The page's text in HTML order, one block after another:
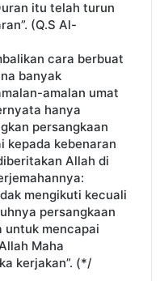
itu telah turun
(Q.S Al-
cara berbuat
banyak
amalan umat
hanya
persangkaan
kepada kebenaran
Allah di
mengikuti kecuali
persangkaan
untuk mencapai
Maha
kerjakan”. (*/